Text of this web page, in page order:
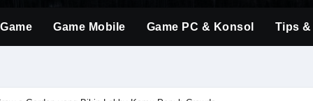
Game Mobile Game PC & Konsol Tips